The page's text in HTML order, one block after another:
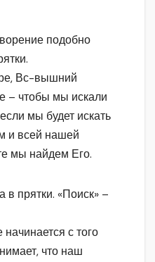
подобно
Вс-вышний
– чтобы мы искали
мы будет искать
и всей нашей
мы найдем Его.
в прятки. «Поиск» –
с того
что наш